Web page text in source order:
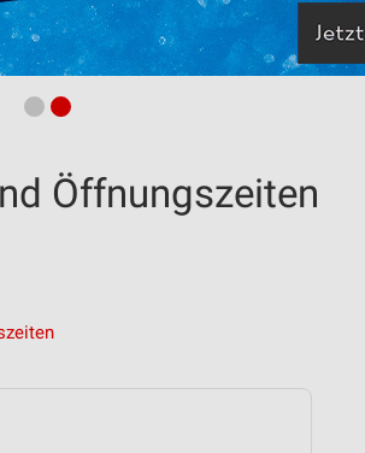
Öffnungszeiten